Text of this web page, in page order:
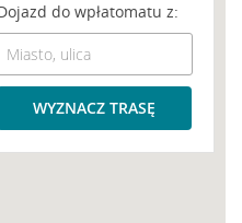
do wpłatomatu z:
WYZNACZ TRASĘ